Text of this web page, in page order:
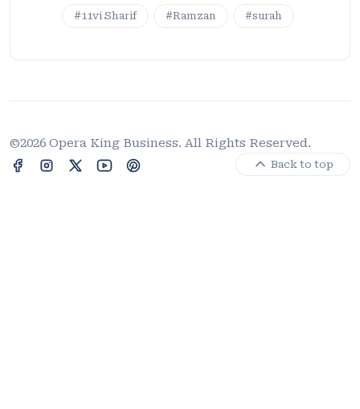
#11vi Sharif #Ramzan #surah
©2026 Opera King Business. All Rights Reserved.
Back to top